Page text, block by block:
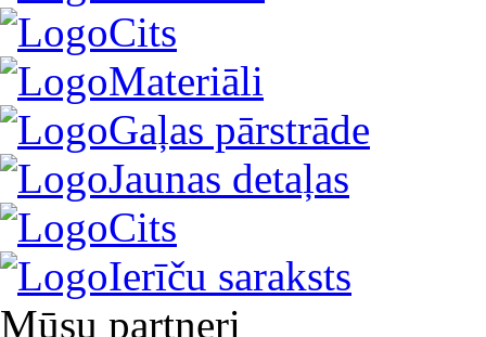
Cits
Materiāli
Gaļas pārstrāde
Jaunas detaļas
Cits
Ierīču saraksts
Mūsu partneri